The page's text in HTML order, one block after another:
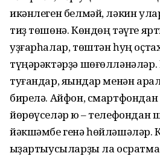
икәнлеген белмәй, ләкин улар
тиҙ төшөнә. Көндөң тәүге
уҙғарһалар, төштән һуң
түңәрәктәрҙә
туғандар, яҡындар менән
бирелә. Айфон,
йөрөүселәр юҡ – телефондан
йәкшәмбе генә һөйләшәләр.
ҡыҙартыусыларҙы ла